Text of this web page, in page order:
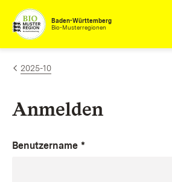
Zum Inhalt springen
Baden-Württemberg
Bio-Musterregionen
2025-10
Anmelden
Benutzername *